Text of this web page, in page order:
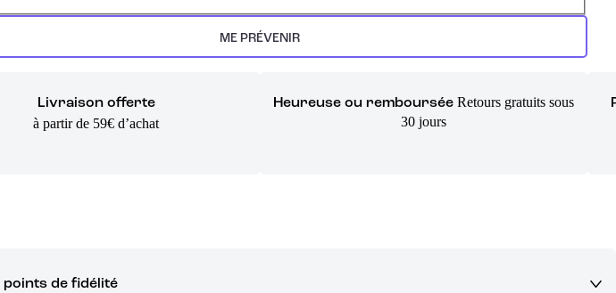
ME PRÉVENIR
Livraison offerte
à partir de 59€ d’achat
Heureuse ou remboursée Retours gratuits sous
30 jours
points de fidélité